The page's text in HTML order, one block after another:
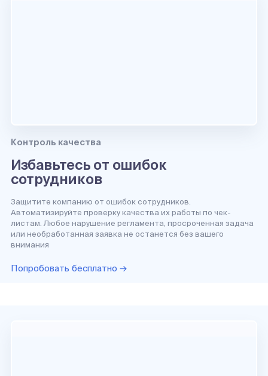
Контроль качества
Избавьтесь от ошибок
сотрудников
Защитите компанию от ошибок сотрудников.
Автоматизируйте проверку качества их работы по чек-
листам. Любое нарушение регламента, просроченная задача
или необработанная заявка не останется без вашего
внимания
Попробовать бесплатно →